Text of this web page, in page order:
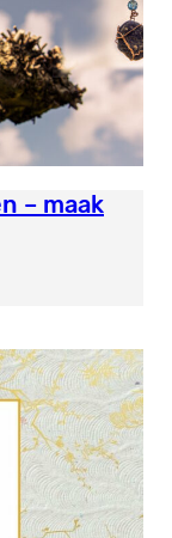
– maak